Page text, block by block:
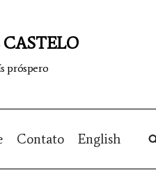
próspero
Contato English